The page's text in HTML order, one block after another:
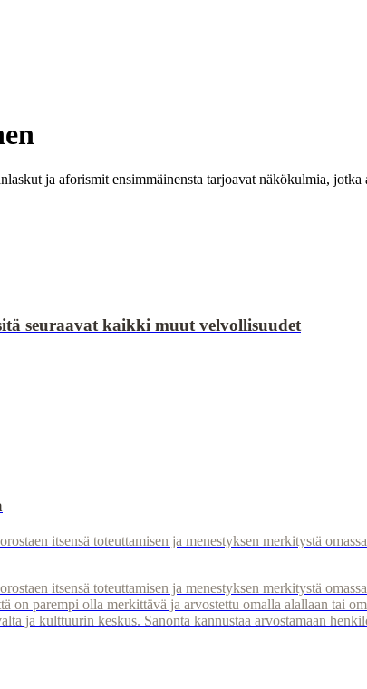
ja aforismit ensimmäinensta tarjoavat näkökulmia,
seuraavat kaikki muut velvollisuudet
itsensä toteuttamisen ja menestyksen merkitystä
itsensä toteuttamisen ja menestyksen merkitystä
on parempi olla merkittävä ja arvostettu omalla alallaan tai
ja kulttuurin keskus. Sanonta kannustaa arvostamaan